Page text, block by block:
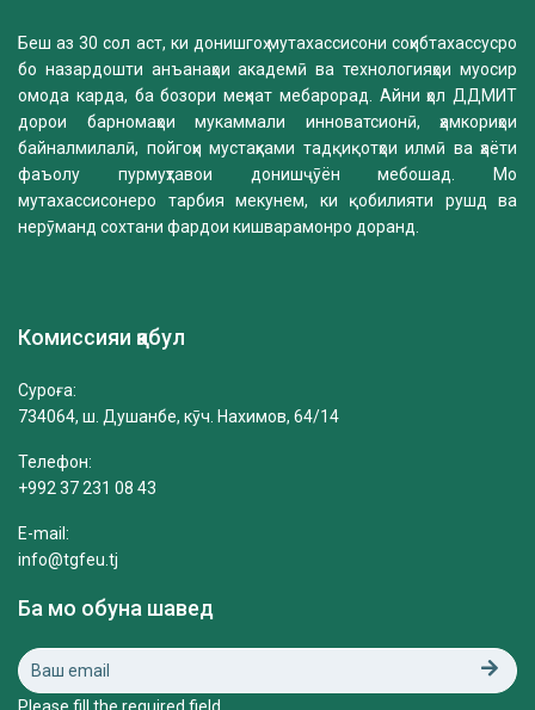
Беш аз 30 сол аст, ки донишгоҳ мутахассисони соҳибтахассусро
бо назардошти анъанаҳои академӣ ва технологияҳои муосир
омода карда, ба бозори меҳнат мебарорад. Айни ҳол ДДМИТ
дорои барномаҳои мукаммали инноватсионӣ, ҳамкориҳои
байналмилалӣ, пойгоҳи мустаҳками тадқиқотҳои илмӣ ва ҳаёти
фаъолу пурмуҳтавои донишҷӯён мебошад. Мо
мутахассисонеро тарбия мекунем, ки қобилияти рушд ва
нерӯманд сохтани фардои кишварамонро доранд.
Комиссияи қабул
Суроға:
734064, ш. Душанбе, кӯч. Нахимов, 64/14
Телефон:
+992 37 231 08 43
E-mail:
info@tgfeu.tj
Ба мо обуна шавед